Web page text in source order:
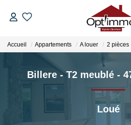
VENTES
GESTION
Accueil Appartements A louer 2 pièces
Billere - T2 meublé -
Loué